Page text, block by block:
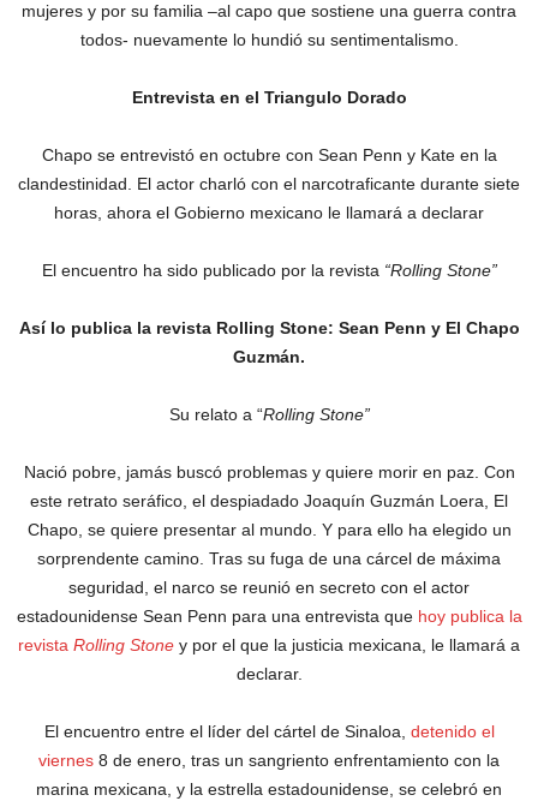
mujeres y por su familia –al capo que sostiene una guerra contra
todos- nuevamente lo hundió su sentimentalismo.
Entrevista en el Triangulo Dorado
Chapo se entrevistó en octubre con Sean Penn y Kate en la
clandestinidad. El actor charló con el narcotraficante durante siete
horas, ahora el Gobierno mexicano le llamará a declarar
El encuentro ha sido publicado por la revista “Rolling Stone”
Así lo publica la revista Rolling Stone: Sean Penn y El Chapo
Guzmán.
Su relato a “Rolling Stone”
Nació pobre, jamás buscó problemas y quiere morir en paz. Con
este retrato seráfico, el despiadado Joaquín Guzmán Loera, El
Chapo, se quiere presentar al mundo. Y para ello ha elegido un
sorprendente camino. Tras su fuga de una cárcel de máxima
seguridad, el narco se reunió en secreto con el actor
estadounidense Sean Penn para una entrevista que hoy publica la
revista Rolling Stone y por el que la justicia mexicana, le llamará a
declarar.
El encuentro entre el líder del cártel de Sinaloa, detenido el
viernes 8 de enero, tras un sangriento enfrentamiento con la
marina mexicana, y la estrella estadounidense, se celebró en